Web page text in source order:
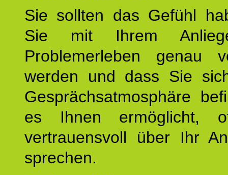
Sie sollten das Gefühl
Sie mit Ihrem
Problemerleben genau
werden und dass Sie
Gesprächsatmosphäre
es Ihnen ermöglicht,
vertrauensvoll über Ihr
sprechen.